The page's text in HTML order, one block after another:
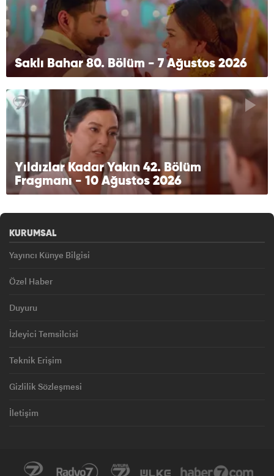
Saklı Bahar 80. Bölüm - 7 Ağustos 2026
Yıldızlar Kadar Yakın 42. Bölüm
Fragmanı - 10 Ağustos 2026
KURUMSAL
Yayıncı Künye Bilgisi
Özel Haber
Duyuru
İzleyici Temsilcisi
Teknik Erişim
Gizlilik Sözleşmesi
İletişim